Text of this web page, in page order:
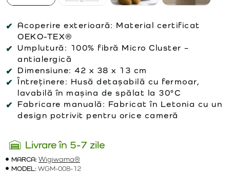
Acoperire exterioară: Material certificat
OEKO-TEX®
Umplutură: 100% fibră Micro Cluster –
antialergică
Dimensiune: 42 x 38 x 13 cm
Întreținere: Husă detașabilă cu fermoar,
lavabilă în mașina de spălat la 30°C
Fabricare manuală: Fabricat în Letonia cu un
design potrivit pentru orice cameră
Livrare în 5-7 zile
MARCA:Wigiwama®
MODEL:WGM-008-12